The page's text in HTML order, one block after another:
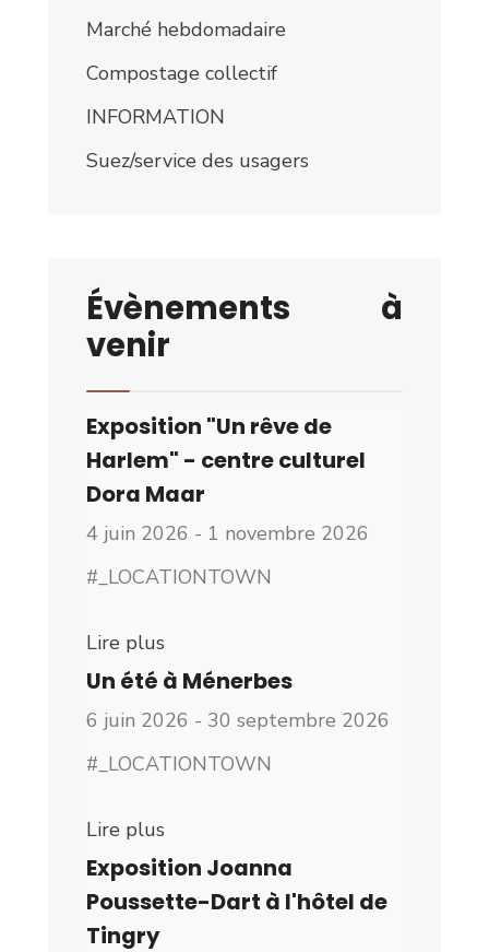
Marché hebdomadaire
Compostage collectif
INFORMATION
Suez/service des usagers
Évènements à
venir
Exposition "Un rêve de
Harlem" - centre culturel
Dora Maar
4 juin 2026 - 1 novembre 2026
#_LOCATIONTOWN
Lire plus
Un été à Ménerbes
6 juin 2026 - 30 septembre 2026
#_LOCATIONTOWN
Lire plus
Exposition Joanna
Poussette-Dart à l'hôtel de
Tingry